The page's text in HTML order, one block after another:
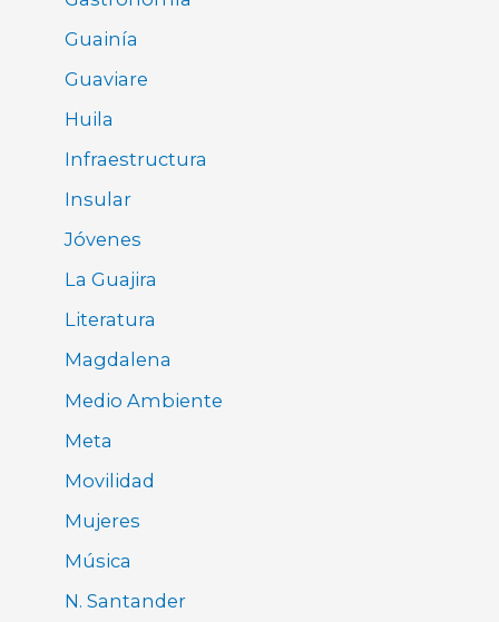
Guainía
Guaviare
Huila
Infraestructura
Insular
Jóvenes
La Guajira
Literatura
Magdalena
Medio Ambiente
Meta
Movilidad
Mujeres
Música
N. Santander